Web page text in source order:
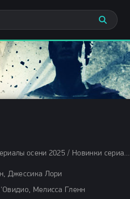
Фильмы 2025 / Боевики 2025 / Драмы 2025 / Триллеры 2025 / Сериалы 2025 / Сериалы осени 2025 / Новинки сериалов 2025 / Сериалы 4K / Смотреть фильмы онлайн
Джессика Лори
Мелисса Гленн